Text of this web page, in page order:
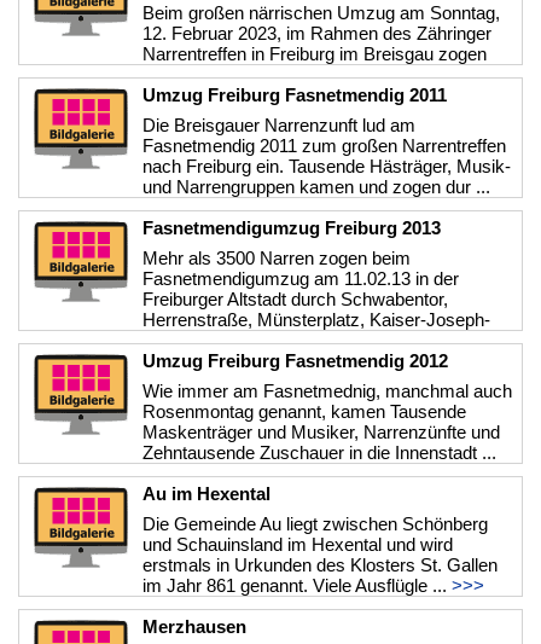
Beim großen närrischen Umzug am Sonntag,
12. Februar 2023, im Rahmen des Zähringer
Narrentreffen in Freiburg im Breisgau zogen
rund 60 Narrenzünfte, Guggemusike ...>>>
Umzug Freiburg Fasnetmendig 2011
Die Breisgauer Narrenzunft lud am
Fasnetmendig 2011 zum großen Narrentreffen
nach Freiburg ein. Tausende Hästräger, Musik-
und Narrengruppen kamen und zogen dur ...
>>>
Fasnetmendigumzug Freiburg 2013
Mehr als 3500 Narren zogen beim
Fasnetmendigumzug am 11.02.13 in der
Freiburger Altstadt durch Schwabentor,
Herrenstraße, Münsterplatz, Kaiser-Joseph-
Straße, Fr ...>>>
Umzug Freiburg Fasnetmendig 2012
Wie immer am Fasnetmednig, manchmal auch
Rosenmontag genannt, kamen Tausende
Maskenträger und Musiker, Narrenzünfte und
Zehntausende Zuschauer in die Innenstadt ...
>>>
Au im Hexental
Die Gemeinde Au liegt zwischen Schönberg
und Schauinsland im Hexental und wird
erstmals in Urkunden des Klosters St. Gallen
im Jahr 861 genannt. Viele Ausflügle ... >>>
Merzhausen